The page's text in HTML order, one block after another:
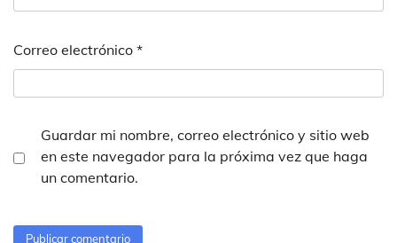
Correo electrónico *
Guardar mi nombre, correo electrónico y sitio web
en este navegador para la próxima vez que haga
un comentario.